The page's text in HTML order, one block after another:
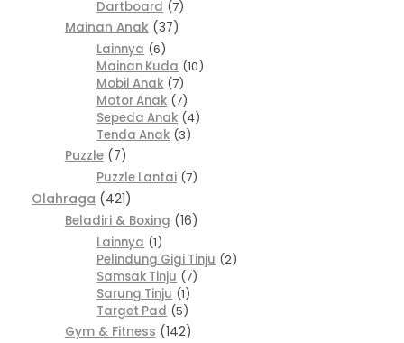
Dartboard 7
Mainan Anak
37
Lainnya 6
Mainan Kuda 10
Mobil Anak 7
Motor Anak 7
Sepeda Anak 4
Tenda Anak 3
Puzzle
7
Puzzle Lantai 7
Olahraga 421
Beladiri & Boxing
16
Lainnya 1
Pelindung Gigi Tinju 2
Samsak Tinju 7
Sarung Tinju 1
Target Pad 5
Gym & Fitness
142